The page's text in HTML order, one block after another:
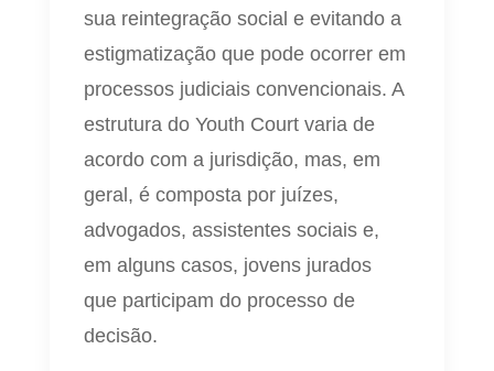
sua reintegração social e evitando a
estigmatização que pode ocorrer em
processos judiciais convencionais. A
estrutura do Youth Court varia de
acordo com a jurisdição, mas, em
geral, é composta por juízes,
advogados, assistentes sociais e,
em alguns casos, jovens jurados
que participam do processo de
decisão.